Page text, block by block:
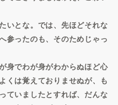
いとな。では、先ほどそれな
参ったのも、そのためじゃっ
身でわが身がわからぬほど心
くは覚えておりませぬが、も
ていましたとすれば、だんな